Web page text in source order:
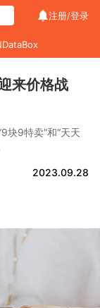
注册/登录
来价格战
块9特卖”和“天天
2023.09.28